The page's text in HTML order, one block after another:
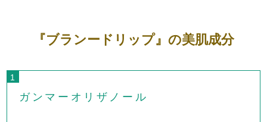
『ブランードリップ』の美肌成分
ガンマーオリザノール